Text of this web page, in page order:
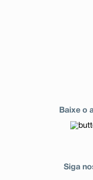
Baixe o
Siga